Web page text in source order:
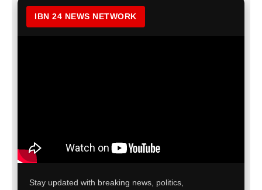
IBN 24 NEWS NETWORK
Stay updated with breaking news, politics,